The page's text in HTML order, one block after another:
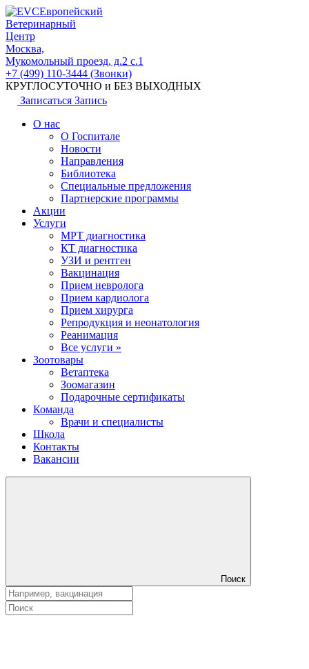
Европейский
Ветеринарный
Центр
Москва,
Мукомольный проезд, д.2 с.1
+7 (499) 110-3444 (Звонки)
КРУГЛОСУТОЧНО и БЕЗ ВЫХОДНЫХ
Записаться Запись
О нас
О Госпитале
Новости
Направления
Библиотека
Специальные предложения
Партнерские программы
Акции
Услуги
МРТ диагностика
КТ диагностика
УЗИ и рентген
Вакцинация
Прием невролога
Прием кардиолога
Прием хирурга
Репродукция и неонатология
Реанимация
Все услуги »
Зоотовары
Ветаптека
Зоомагазин
Подарочные сертификаты
Команда
Врачи и специалисты
Школа
Контакты
Вакансии
Поиск